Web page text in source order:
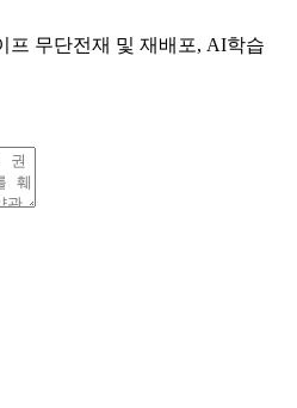
무단전재 및 재배포, AI학습